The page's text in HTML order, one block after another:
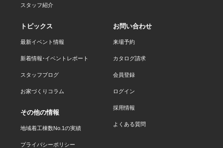
スタッフ紹介
トピックス
最新イベント情報
新着情報・イベントレポート
スタッフブログ
お家づくりコラム
お問い合わせ
来場予約
カタログ請求
会員登録
ログイン
採用情報
よくある質問
その他の情報
地域着工棟数No.1の実績
プライバシーポリシー